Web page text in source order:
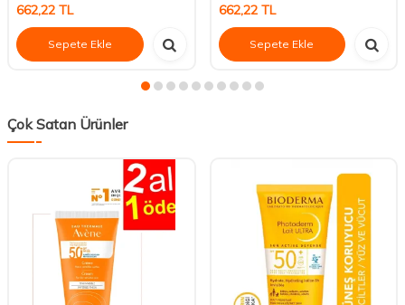
662,22 TL
Sepete Ekle
662,22TL
Sepete Ekle
Çok Satan Ürünler